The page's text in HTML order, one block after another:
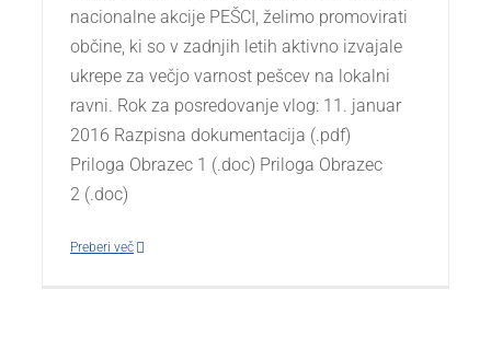
nacionalne akcije PEŠCI, želimo promovirati
občine, ki so v zadnjih letih aktivno izvajale
ukrepe za večjo varnost pešcev na lokalni
ravni. Rok za posredovanje vlog: 11. januar
2016 Razpisna dokumentacija (.pdf)
Priloga Obrazec 1 (.doc) Priloga Obrazec
2 (.doc)
Preberi več